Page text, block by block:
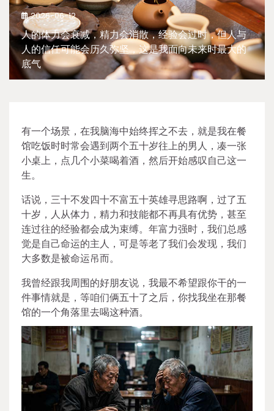
2026-06-12
人的体力会衰减，精力会消散，经验会过时，但人与
人的信任可能会历久弥坚，这是我面向未来时最大的
底气
有一个场景，在我脑海中始终挥之不去，就是我在餐
馆吃饭时时常会遇到两个五十岁往上的男人，凑一张
小桌上，点几个小菜喝着酒，然后开始感叹自己这一
生。
话说，三十不发四十不富五十英雄寻思路啊，过了五
十岁，人从体力，精力和技能都不再具有优势，甚至
连过往的经验都会成为束缚。年富力强时，我们总感
觉是自己命运的主人，可是等老了我们会发现，我们
大多数是被命运吊而。
我曾经跟我周围的好朋友说，我最不希望跟你干的一
件事情就是，等咱们俩五十了之后，你找我坐在那餐
馆的一个角落里去喝这种酒。